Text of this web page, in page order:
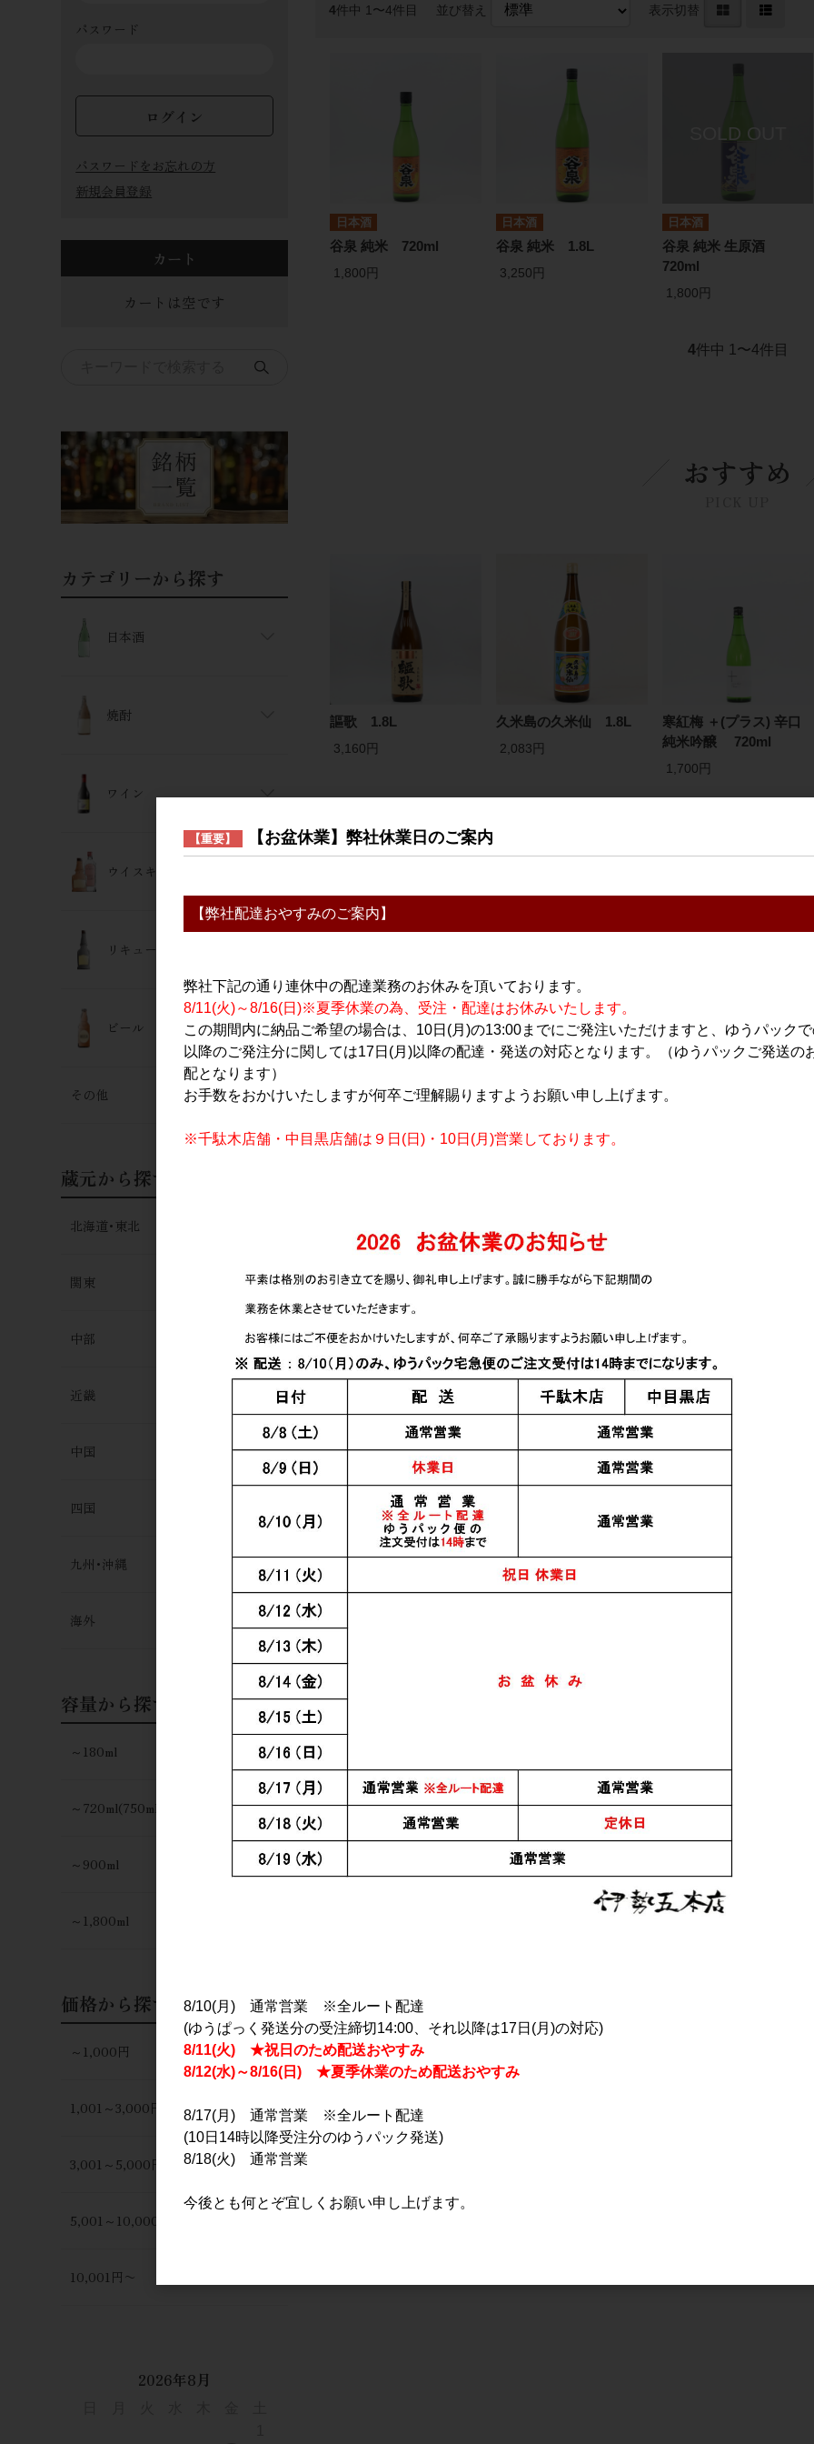
4件中 1〜4件目 並び替え 表示切替
日本酒
谷泉 純米 720ml
1,800円
日本酒
谷泉 純米 1.8L
3,250円
日本酒
谷泉 純米 生原酒
720ml
1,800円
4件中 1〜4件目
おすすめ
謳歌 1.8L
3,160円
久米島の久米仙 1.8L
2,083円
寒紅梅 ＋(プラス) 辛口
純米吟醸 720ml
1,700円
すべてのおすすめ商品を
パスワード
ログイン
パスワードをお忘れの方
新規会員登録
カート
カートは空です
カテゴリーから探す
日本酒
焼酎
ワイン
ウイスキー･ジン
リキュール
ビール
その他
蔵元から探す
北海道･東北
関東
中部
近畿
中国
四国
九州･沖縄
海外
容量から探す
～180ml
～720ml(750ml)
～900ml
～1,800ml
価格から探す
～1,000円
1,001～3,000円
3,001～5,000円
5,001～10,000円
10,001円〜
2026年8月
【重要】 【お盆休業】弊社休業日のご案内
【弊社配達おやすみのご案内】
弊社下記の通り連休中の配達業務のお休みを頂いております。
8/11(火)～8/16(日)※夏季休業の為、受注・配達はお休みいたします。
この期間内に納品ご希望の場合は、10日(月)の13:00までにご発注いただけますと、ゆうパック
以降のご発注分に関しては17日(月)以降の配達・発送の対応となります。（ゆうパックご発送の
配となります）
お手数をおかけいたしますが何卒ご理解賜りますようお願い申し上げます。
※千駄木店舗・中目黒店舗は９日(日)・10日(月)営業しております。
8/10(月) 通常営業 ※全ルート配達
(ゆうぱっく発送分の受注締切14:00、それ以降は17日(月)の対応)
8/11(火) ★祝日のため配送おやすみ
8/12(水)～8/16(日) ★夏季休業のため配送おやすみ
8/17(月) 通常営業 ※全ルート配達
(10日14時以降受注分のゆうパック発送)
8/18(火) 通常営業
今後とも何とぞ宜しくお願い申し上げます。